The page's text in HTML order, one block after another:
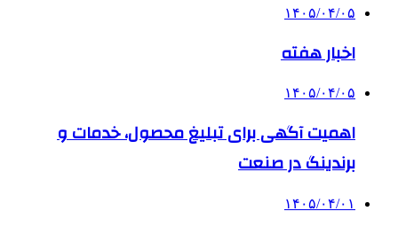
۱۴۰۵/۰۴/۰۵
اخبار هفته
۱۴۰۵/۰۴/۰۵
اهمیت آگهی برای تبلیغ محصول، خدمات و
برندینگ در صنعت
۱۴۰۵/۰۴/۰۱